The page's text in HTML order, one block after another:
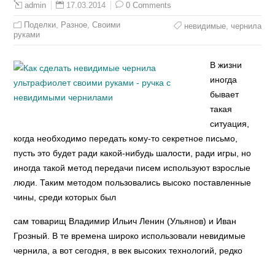
admin 17.03.2014 0 Comments
Поделки, Разное,Своими
руками
невидимые, чернила
В жизни
иногда
бывает
такая
ситуация,
когда необходимо передать кому-то секретное письмо,
пусть это будет ради какой-нибудь шалости, ради игры, но
иногда такой метод передачи писем используют взрослые
люди. Таким методом пользовались высоко поставленные
чины, среди которых был
сам товарищ Владимир Ильич Ленин (Ульянов) и Иван
Грозный. В те времена широко использовали невидимые
чернила, а вот сегодня, в век высоких технологий, редко